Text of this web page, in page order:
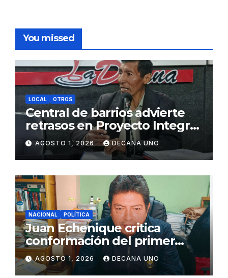
You missed
LOCAL OTROS
Central de barrios advierte
retrasos en Proyecto Integral
de Agua y Alcantarillado para
Juliaca
AGOSTO 1, 2026 DECANA UNO
NACIONAL POLÍTICA
Juan Echenique critica
conformación del primer
gabinete ministerial de Keiko
Fujimori
AGOSTO 1, 2026 DECANA UNO